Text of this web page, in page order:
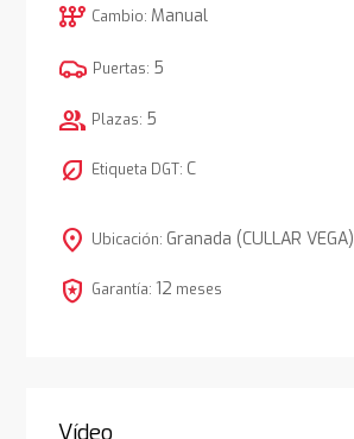
auto_transmission Cambio: Manual
Puertas: 5
group Plazas: 5
nest_eco_leaf Etiqueta DGT: C
location_on Ubicación: Granada (CULLAR VEGA)
local_police Garantía: 12 meses
Vídeo